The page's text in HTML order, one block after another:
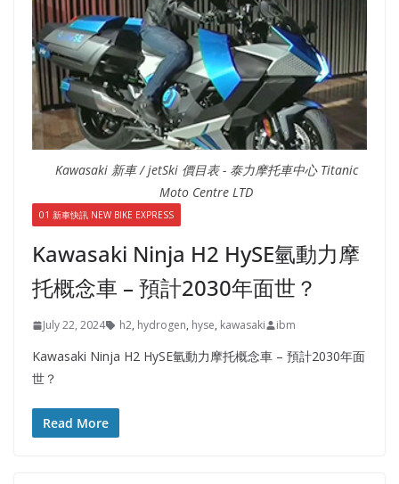
Kawasaki 新車 / jetSki 價目表 - 泰力摩托車中心 Titanic
Moto Centre LTD
01 新車快訊 NEW BIKE EXPRESS
Kawasaki Ninja H2 HySE氫動力摩
托概念車 – 預計2030年面世？
July 22, 2024 h2, hydrogen, hyse, kawasaki ibm
Kawasaki Ninja H2 HySE氫動力摩托概念車 – 預計2030年面
世？
Read More